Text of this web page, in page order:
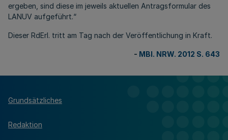
ergeben, sind diese im jeweils aktuellen Antragsformular des
LANUV aufgeführt.“
Dieser RdErl. tritt am Tag nach der Veröffentlichung in Kraft.
- MBl. NRW. 2012 S. 643
Grundsätzliches
Redaktion